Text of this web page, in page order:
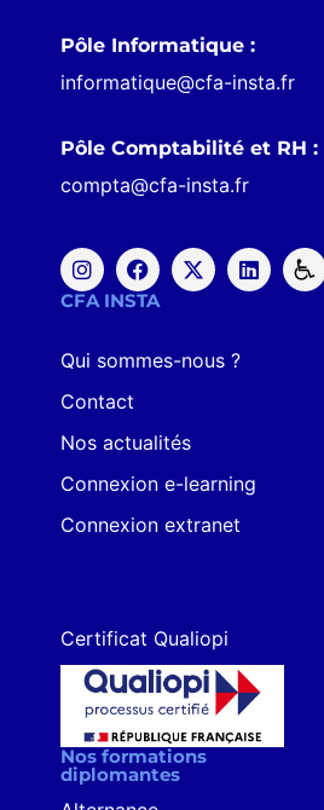
Pôle Informatique :
informatique@cfa-insta.fr
Pôle Comptabilité et RH :
compta@cfa-insta.fr
CFA INSTA
Qui sommes-nous ?
Contact
Nos actualités
Connexion e-learning
Connexion extranet
Certificat Qualiopi
Nos formations
diplomantes